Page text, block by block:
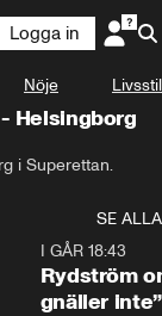
Logga in
Nöje Livsstil
Helsingborg
SE ALLA
I GÅR 18:43
Rydström
gnäller inte”